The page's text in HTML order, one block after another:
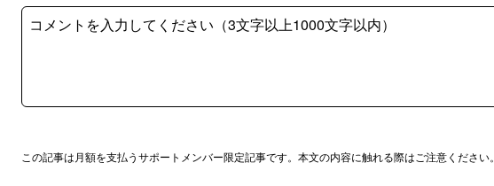
この記事は月額を支払うサポートメンバー限定記事です。本文の内容に触れる際はご注意ください。